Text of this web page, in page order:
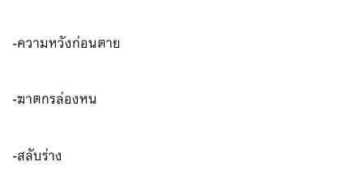
-ความหวังก่อนตาย
-ฆาตกรล่องหน
-สลับร่าง